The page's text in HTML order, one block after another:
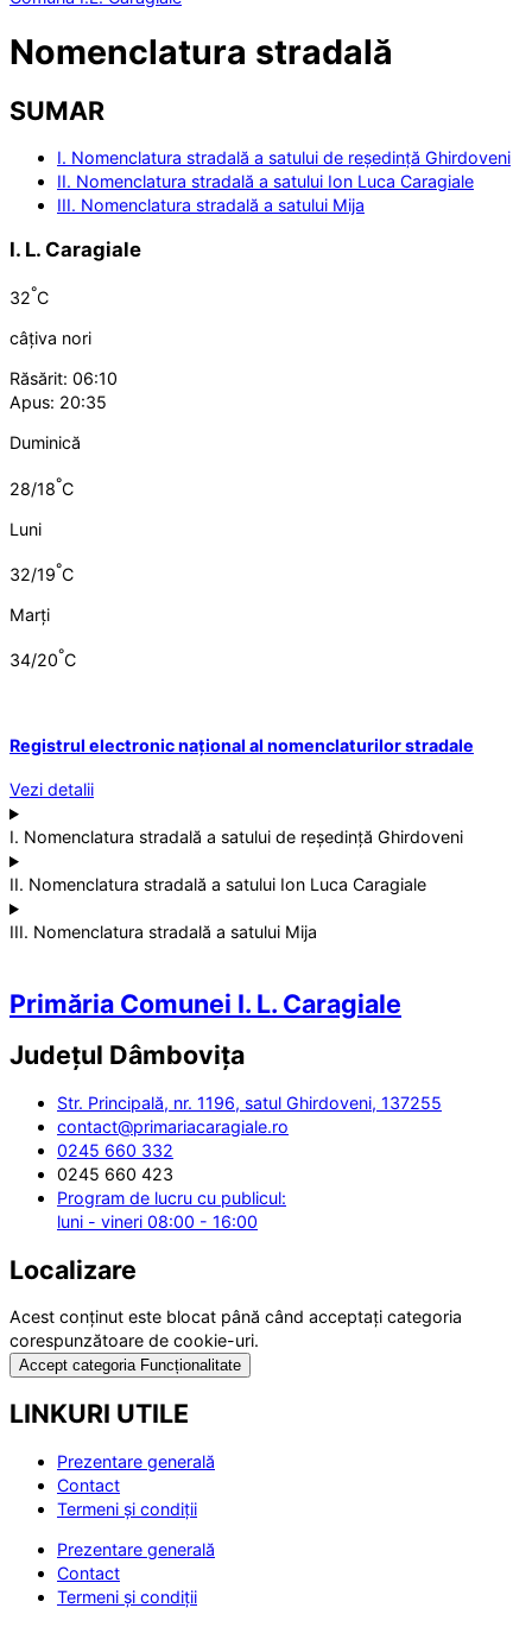
Nomenclatura stradală
SUMAR
I. Nomenclatura stradală a satului de reședință Ghirdoveni
II. Nomenclatura stradală a satului Ion Luca Caragiale
III. Nomenclatura stradală a satului Mija
I. L. Caragiale
32°C
câțiva nori
Răsărit: 06:10
Apus: 20:35
Duminică
28/18°C
Luni
32/19°C
Marți
34/20°C
Registrul electronic național al nomenclaturilor stradale
Vezi detalii
I. Nomenclatura stradală a satului de reședință Ghirdoveni
II. Nomenclatura stradală a satului Ion Luca Caragiale
III. Nomenclatura stradală a satului Mija
Primăria Comunei I. L. Caragiale
Județul Dâmbovița
Str. Principală, nr. 1196, satul Ghirdoveni, 137255
contact@primariacaragiale.ro
0245 660 332
0245 660 423
Program de lucru cu publicul:
luni - vineri 08:00 - 16:00
Localizare
Acest conținut este blocat până când acceptați categoria
corespunzătoare de cookie-uri.
Accept categoria Funcționalitate
LINKURI UTILE
Prezentare generală
Contact
Termeni și condiții
Prezentare generală
Contact
Termeni și condiții